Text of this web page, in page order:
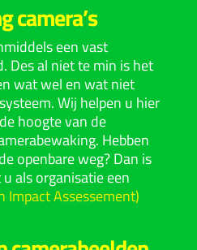
camera’s
een vast
Des al niet te min is het
wat wel en wat niet
Wij helpen u hier
hoogte van de
Hebben
openbare weg? Dan is
als organisatie een
Impact Assessement)